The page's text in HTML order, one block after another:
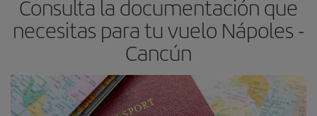
Consulta la documentación que
necesitas para tu vuelo Nápoles -
Cancún